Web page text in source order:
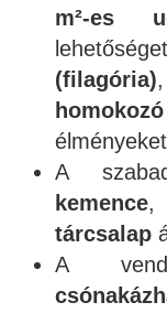
m²-es
(filagória)
homokozó
A
kemence,
tárcsalap
A